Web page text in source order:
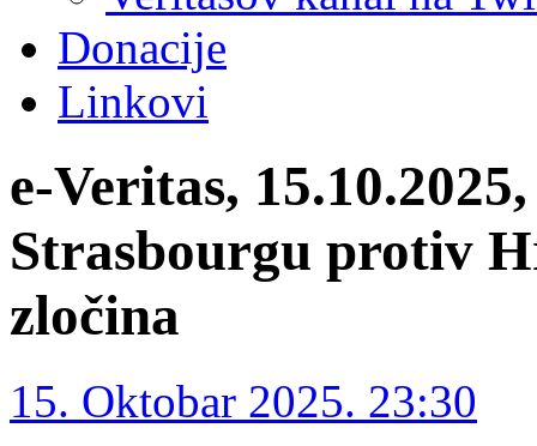
Donacije
Linkovi
e-Veritas,
Strasbourgu protiv
zločina
15. Oktobar 2025. 23:30